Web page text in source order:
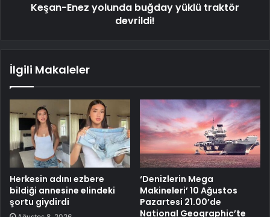
Keşan-Enez yolunda buğday yüklü traktör
devrildi!
İlgili Makaleler
Herkesin adını ezbere
bildiği annesine elindeki
şortu giydirdi
‘Denizlerin Mega
Makineleri’ 10 Ağustos
Pazartesi 21.00’de
National Geographic’te